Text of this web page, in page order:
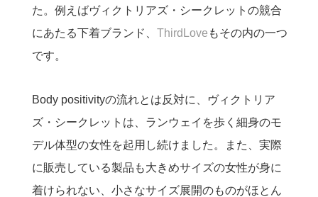
た。例えばヴィクトリアズ・シークレットの競合
にあたる下着ブランド、 ThirdLove もその内の一つ
です。
Body positivityの流れとは反対に、ヴィクトリア
ズ・シークレットは、ランウェイを歩く細身のモ
デル体型の女性を起用し続けました。また、実際
に販売している製品も大きめサイズの女性が身に
着けられない、小さなサイズ展開のものがほとん